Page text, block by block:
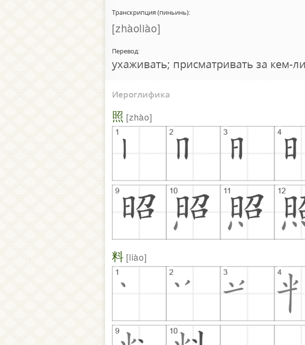
Транскрипция (пиньинь):
zhàoliào
Перевод:
ухаживать; присматривать за кем-
Иероглифика
照 zhào
料 liào